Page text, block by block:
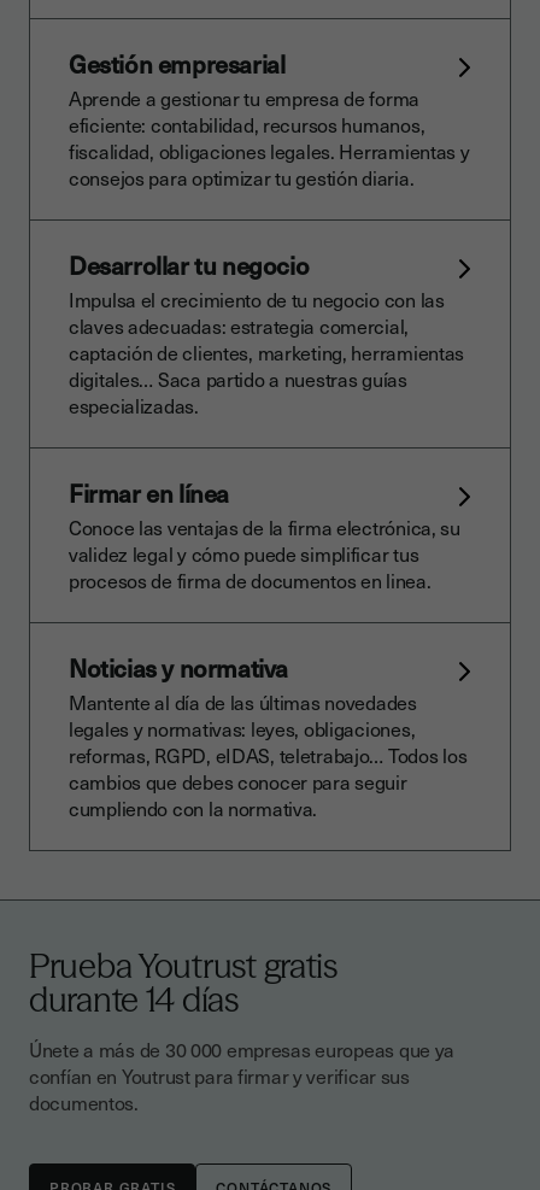
Gestión empresarial
Aprende a gestionar tu empresa de forma
eficiente: contabilidad, recursos humanos,
fiscalidad, obligaciones legales. Herramientas y
consejos para optimizar tu gestión diaria.
Desarrollar tu negocio
Impulsa el crecimiento de tu negocio con las
claves adecuadas: estrategia comercial,
captación de clientes, marketing, herramientas
digitales… Saca partido a nuestras guías
especializadas.
Firmar en línea
Conoce las ventajas de la firma electrónica, su
validez legal y cómo puede simplificar tus
procesos de firma de documentos en linea.
Noticias y normativa
Mantente al día de las últimas novedades
legales y normativas: leyes, obligaciones,
reformas, RGPD, eIDAS, teletrabajo… Todos los
cambios que debes conocer para seguir
cumpliendo con la normativa.
Prueba Youtrust gratis
durante 14 días
Únete a más de 30 000 empresas europeas que ya
confían en Youtrust para firmar y verificar sus
documentos.